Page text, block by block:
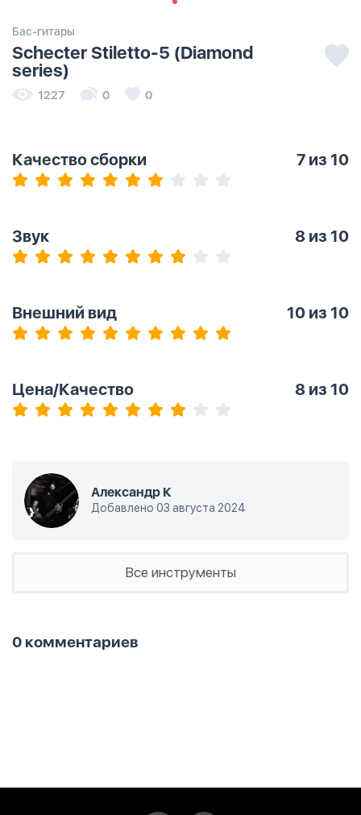
Бас-гитары
Schecter Stiletto-5 (Diamond
series)
1227 0 0
Качество сборки 7 из 10
Звук 8 из 10
Внешний вид 10 из 10
Цена/Качество 8 из 10
Александр К
Добавлено 03 августа 2024
Все инструменты
0 комментариев